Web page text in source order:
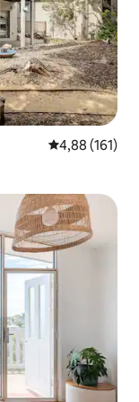
Évaluation
4,88 (161)